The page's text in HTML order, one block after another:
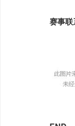
赛事